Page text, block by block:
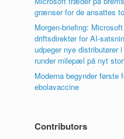
grænser for de ansattes
Morgen-briefing:
driftsdirektør for AI-
udpeger nye distributører
runder milepæl på nyt
Moderna begynder første
ebolavaccine
Contributors